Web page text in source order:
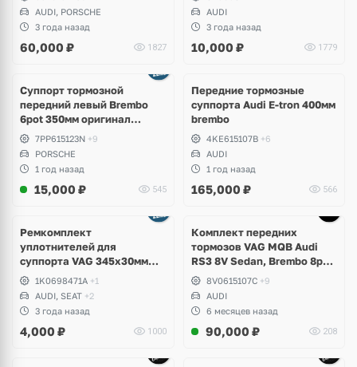
AUDI, PORSCHE
3 года назад
60,000 ₽ 1827
AUDI
3 года назад
10,000 ₽ 1779
Суппорт тормозной
передний левый Brembo
6pot 350мм оригинал
Porsche Cayenne 958,
Panamera 971
7PP615123N +9
PORSCHE
1 год назад
15,000 ₽ 545
Передние тормозные
суппорта Audi E-tron 400мм
brembo
4KE615107B +6
AUDI
1 год назад
165,000 ₽ 566
Ремкомплект
уплотнителей для
суппорта VAG 345x30мм
Audi A3, TT 3.2, S3, TTS,
Volkswagen Eos, Passat B6
3.2, R36, CC 3.6, Golf V R32,
VI R20, Skoda Superb, Seat
Leon Cupra
1K0698471A +1
AUDI, SEAT +2
3 года назад
4,000 ₽ 1000
Комплект передних
тормозов VAG MQB Audi
RS3 8V Sedan, Brembo 8pot
370x34
8V0615107C +9
AUDI
6 месяцев назад
90,000 ₽ 208